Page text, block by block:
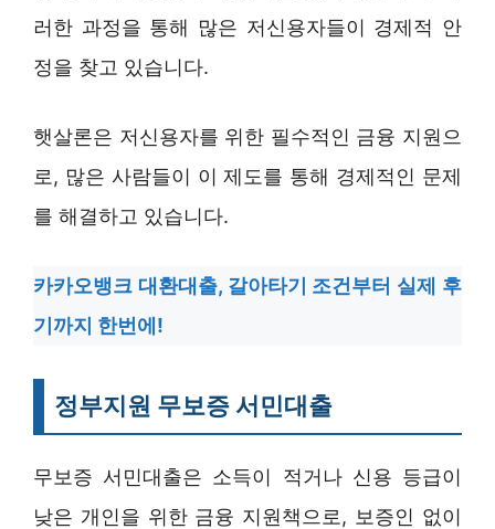
러한 과정을 통해 많은 저신용자들이 경제적 안
정을 찾고 있습니다.
햇살론은 저신용자를 위한 필수적인 금융 지원으
로, 많은 사람들이 이 제도를 통해 경제적인 문제
를 해결하고 있습니다.
카카오뱅크 대환대출, 갈아타기 조건부터 실제 후
기까지 한번에!
정부지원 무보증 서민대출
무보증 서민대출은 소득이 적거나 신용 등급이
낮은 개인을 위한 금융 지원책으로, 보증인 없이